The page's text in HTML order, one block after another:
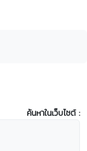
ค้นหาในเว็บไซต์ :